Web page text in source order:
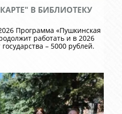
В БИБЛИОТЕКУ
Программа «Пушкинская
работать и в 2026
– 5000 рублей.